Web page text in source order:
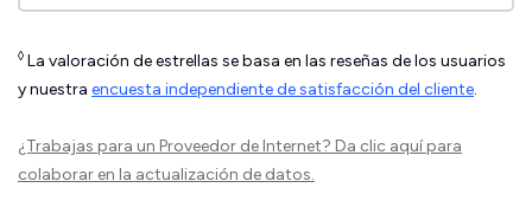
◊ La valoración de estrellas se basa en las reseñas de los usuarios
y nuestra encuesta independiente de satisfacción del cliente.
¿Trabajas para un Proveedor de Internet? Da clic aquípara
colaborar en la actualización de datos.